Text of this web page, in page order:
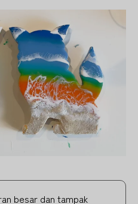
besar dan tampak